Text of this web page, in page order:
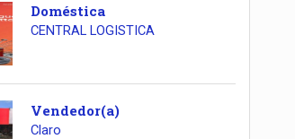
Doméstica
CENTRAL LOGISTICA
Vendedor(a)
Claro